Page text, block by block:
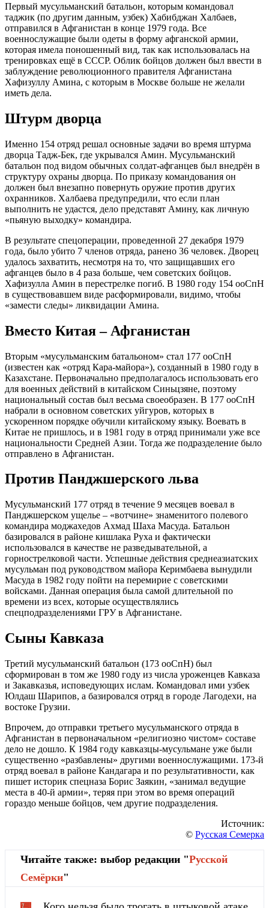
Первый мусульманский батальон, которым командовал
таджик (по другим данным, узбек) Хабибджан Халбаев,
отправился в Афганистан в конце 1979 года. Все
военнослужащие были одеты в форму афганской армии,
которая имела поношенный вид, так как использовалась на
тренировках ещё в СССР. Облик бойцов должен был ввести в
заблуждение революционного правителя Афганистана
Хафизуллу Амина, с которым в Москве больше не желали
иметь дела.
Штурм дворца
Именно 154 отряд решал основные задачи во время штурма
дворца Тадж-Бек, где укрывался Амин. Мусульманский
батальон под видом обычных солдат-афганцев был внедрён в
структуру охраны дворца. По приказу командования он
должен был внезапно повернуть оружие против других
охранников. Халбаева предупредили, что если план
выполнить не удастся, дело представят Амину, как личную
«пьяную выходку» командира.
В результате спецоперации, проведенной 27 декабря 1979
года, было убито 7 членов отряда, ранено 36 человек. Дворец
удалось захватить, несмотря на то, что защищавших его
афганцев было в 4 раза больше, чем советских бойцов.
Хафизулла Амин в перестрелке погиб. В 1980 году 154 ооСпН
в существовавшем виде расформировали, видимо, чтобы
«замести следы» ликвидации Амина.
Вместо Китая – Афганистан
Вторым «мусульманским батальоном» стал 177 ооСпН
(известен как «отряд Кара-майора»), созданный в 1980 году в
Казахстане. Первоначально предполагалось использовать его
для военных действий в китайском Синьцзяне, поэтому
национальный состав был весьма своеобразен. В 177 ооСпН
набрали в основном советских уйгуров, которых в
ускоренном порядке обучили китайскому языку. Воевать в
Китае не пришлось, и в 1981 году в отряд принимали уже все
национальности Средней Азии. Тогда же подразделение было
отправлено в Афганистан.
Против Панджшерского льва
Мусульманский 177 отряд в течение 9 месяцев воевал в
Панджшерском ущелье – «вотчине» знаменитого полевого
командира моджахедов Ахмад Шаха Масуда. Батальон
базировался в районе кишлака Руха и фактически
использовался в качестве не разведывательной, а
горнострелковой части. Успешные действия среднеазиатских
мусульман под руководством майора Керимбаева вынудили
Масуда в 1982 году пойти на перемирие с советскими
войсками. Данная операция была самой длительной по
времени из всех, которые осуществлялись
спецподразделениями ГРУ в Афганистане.
Сыны Кавказа
Третий мусульманский батальон (173 ооСпН) был
сформирован в том же 1980 году из числа уроженцев Кавказа
и Закавказья, исповедующих ислам. Командовал ими узбек
Юлдаш Шарипов, а базировался отряд в городе Лагодехи, на
востоке Грузии.
Впрочем, до отправки третьего мусульманского отряда в
Афганистан в первоначальном «религиозно чистом» составе
дело не дошло. К 1984 году кавказцы-мусульмане уже были
существенно «разбавлены» другими военнослужащими. 173-й
отряд воевал в районе Кандагара и по результативности, как
пишет историк спецназа Борис Заякин, «занимал ведущие
места в 40-й армии», теряя при этом во время операций
гораздо меньше бойцов, чем другие подразделения.
Источник:
© Русская Семерка
Читайте также: выбор редакции "Русской
Cемёрки"